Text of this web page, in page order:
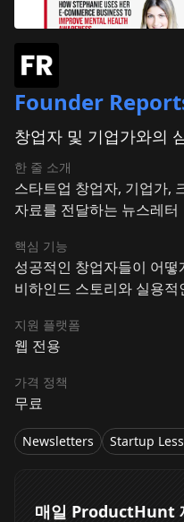
Founder
창업자 및 기업가와의
한 줄 소개
스타트업 창업자, 기업가,
자료를 전달하는 뉴스레터
핵심 기능
성공적인 창업자들이 어
비하인드 스토리와 실용
지원 플랫폼
웹 전용
가격 정책
무료
Newsletters Startup
매일 ProductHunt